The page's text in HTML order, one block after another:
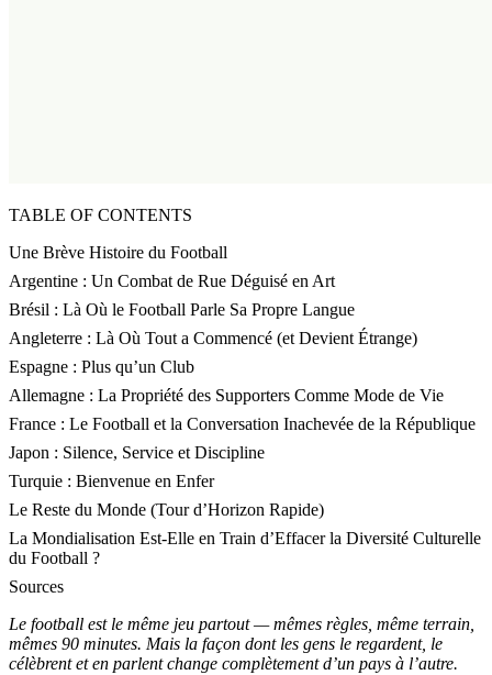
TABLE OF CONTENTS
Une Brève Histoire du Football
Argentine : Un Combat de Rue Déguisé en Art
Brésil : Là Où le Football Parle Sa Propre Langue
Angleterre : Là Où Tout a Commencé (et Devient Étrange)
Espagne : Plus qu’un Club
Allemagne : La Propriété des Supporters Comme Mode de Vie
France : Le Football et la Conversation Inachevée de la République
Japon : Silence, Service et Discipline
Turquie : Bienvenue en Enfer
Le Reste du Monde (Tour d’Horizon Rapide)
La Mondialisation Est-Elle en Train d’Effacer la Diversité Culturelle
du Football ?
Sources
Le football est le même jeu partout — mêmes règles, même terrain,
mêmes 90 minutes. Mais la façon dont les gens le regardent, le
célèbrent et en parlent change complètement d’un pays à l’autre.